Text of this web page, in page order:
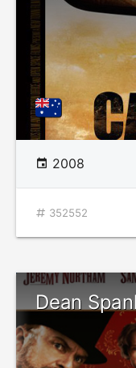
2008
352552
Dean